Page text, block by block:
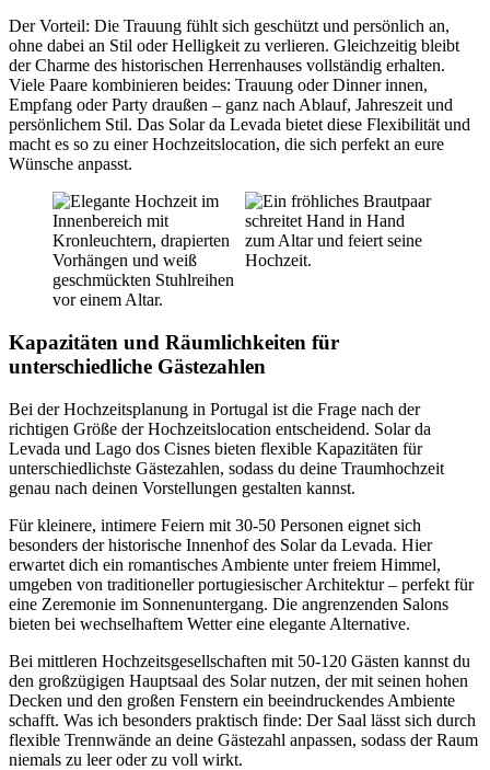
Der Vorteil: Die Trauung fühlt sich geschützt und persönlich an,
ohne dabei an Stil oder Helligkeit zu verlieren. Gleichzeitig bleibt
der Charme des historischen Herrenhauses vollständig erhalten.
Viele Paare kombinieren beides: Trauung oder Dinner innen,
Empfang oder Party draußen – ganz nach Ablauf, Jahreszeit und
persönlichem Stil. Das Solar da Levada bietet diese Flexibilität und
macht es so zu einer Hochzeitslocation, die sich perfekt an eure
Wünsche anpasst.
Kapazitäten und Räumlichkeiten für
unterschiedliche Gästezahlen
Bei der Hochzeitsplanung in Portugal ist die Frage nach der
richtigen Größe der Hochzeitslocation entscheidend. Solar da
Levada und Lago dos Cisnes bieten flexible Kapazitäten für
unterschiedlichste Gästezahlen, sodass du deine Traumhochzeit
genau nach deinen Vorstellungen gestalten kannst.
Für kleinere, intimere Feiern mit 30-50 Personen eignet sich
besonders der historische Innenhof des Solar da Levada. Hier
erwartet dich ein romantisches Ambiente unter freiem Himmel,
umgeben von traditioneller portugiesischer Architektur – perfekt für
eine Zeremonie im Sonnenuntergang. Die angrenzenden Salons
bieten bei wechselhaftem Wetter eine elegante Alternative.
Bei mittleren Hochzeitsgesellschaften mit 50-120 Gästen kannst du
den großzügigen Hauptsaal des Solar nutzen, der mit seinen hohen
Decken und den großen Fenstern ein beeindruckendes Ambiente
schafft. Was ich besonders praktisch finde: Der Saal lässt sich durch
flexible Trennwände an deine Gästezahl anpassen, sodass der Raum
niemals zu leer oder zu voll wirkt.